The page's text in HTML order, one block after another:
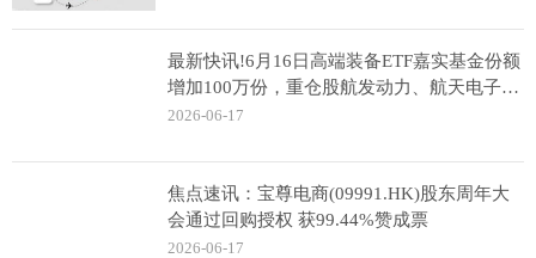
最新快讯!6月16日高端装备ETF嘉实基金份额
增加100万份，重仓股航发动力、航天电子、
中国卫星
2026-06-17
焦点速讯：宝尊电商(09991.HK)股东周年大
会通过回购授权 获99.44%赞成票
2026-06-17